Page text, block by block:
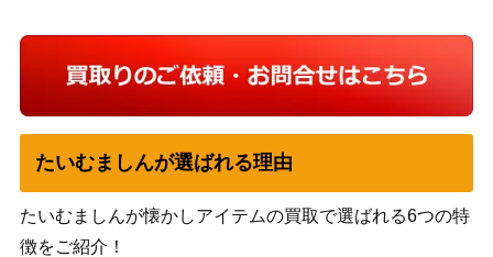
たいむましんが選ばれる理由
たいむましんが懐かしアイテムの買取で選ばれる6つの特
徴をご紹介！